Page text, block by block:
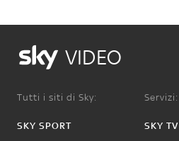
VIDEO
Tutti i siti di Sky:
SKY SPORT
Servizi:
SKY TV